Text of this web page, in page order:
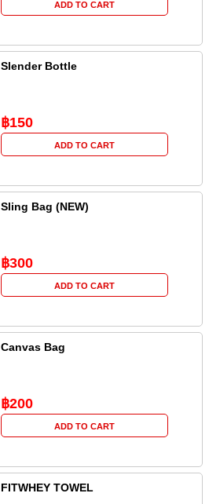
ADD TO CART
Slender Bottle
฿150
ADD TO CART
Sling Bag (NEW)
฿300
ADD TO CART
Canvas Bag
฿200
ADD TO CART
FITWHEY TOWEL